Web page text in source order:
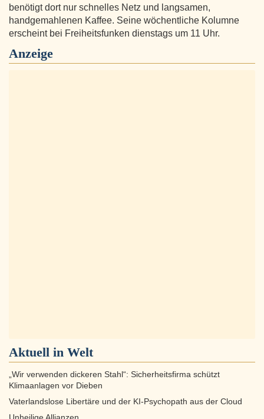
benötigt dort nur schnelles Netz und langsamen,
handgemahlenen Kaffee. Seine wöchentliche Kolumne
erscheint bei Freiheitsfunken dienstags um 11 Uhr.
Anzeige
Aktuell in Welt
„Wir verwenden dickeren Stahl“: Sicherheitsfirma schützt
Klimaanlagen vor Dieben
Vaterlandslose Libertäre und der KI-Psychopath aus der Cloud